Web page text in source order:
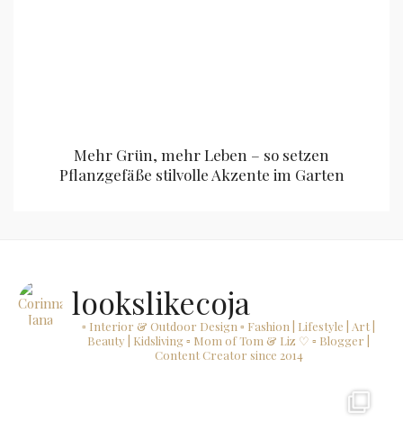
Mehr Grün, mehr Leben – so setzen
Pflanzgefäße stilvolle Akzente im Garten
lookslikecoja
▫ Interior & Outdoor Design ▫ Fashion | Lifestyle | Art |
Beauty | Kidsliving▫ Mom of Tom & Liz ♡ ▫ Blogger |
Content Creator since 2014